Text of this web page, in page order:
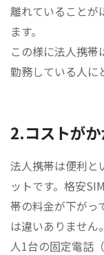
離れていることが
ます。
この様に法人携
勤務している人に
2.コストがか
法人携帯は便利と
ットです。格安
帯の料金が下がっ
は違いありません
人1台の固定電話